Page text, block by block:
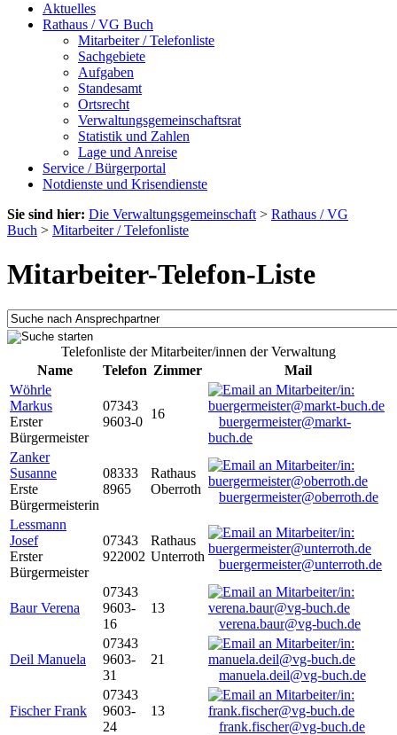
Aktuelles
Rathaus / VG Buch
Mitarbeiter / Telefonliste
Sachgebiete
Aufgaben
Standesamt
Ortsrecht
Verwaltungsgemeinschaftsrat
Statistik und Zahlen
Lage und Anreise
Service / Bürgerportal
Notdienste und Krisendienste
Sie sind hier: Die Verwaltungsgemeinschaft > Rathaus / VG
Buch > Mitarbeiter / Telefonliste
Mitarbeiter-Telefon-Liste
Telefonliste der Mitarbeiter/innen der Verwaltung
Name
Telefon Zimmer
Mail
Wöhrle
Markus
Erster
Bürgermeister
07343
9603-0
16
buergermeister@markt-
buch.de
Zanker
Susanne
Erste
Bürgermeisterin
08333
8965
Rathaus
Oberroth
buergermeister@oberroth.de
Lessmann
Josef
Erster
Bürgermeister
07343
922002
Rathaus
Unterroth
buergermeister@unterroth.de
Baur Verena
07343
9603-
16
13
verena.baur@vg-buch.de
Deil Manuela
07343
9603-
31
21
manuela.deil@vg-buch.de
Fischer Frank
07343
9603-
24
13
frank.fischer@vg-buch.de